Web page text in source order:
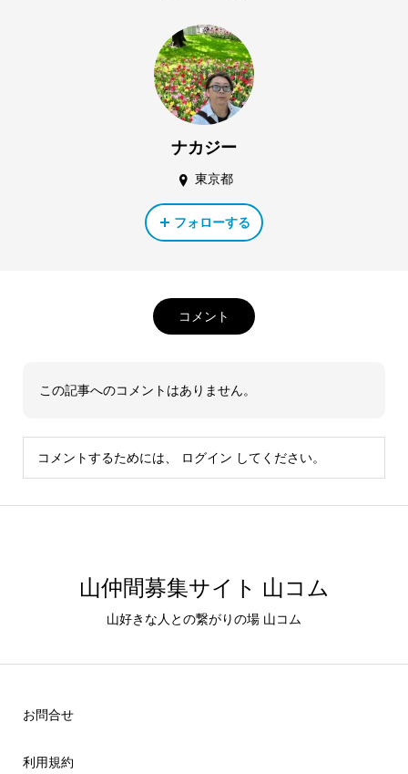
ナカジー
東京都
フォローする
コメント
この記事へのコメントはありません。
コメントするためには、 ログイン してください。
山仲間募集サイト 山コム
山好きな人との繋がりの場 山コム
お問合せ
利用規約